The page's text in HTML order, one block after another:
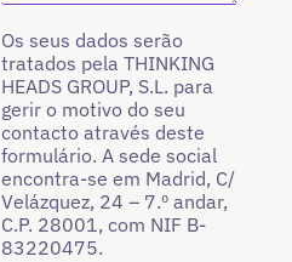
Os seus dados serão
tratados pela THINKING
HEADS GROUP, S.L. para
gerir o motivo do seu
contacto através deste
formulário. A sede social
encontra-se em Madrid, C/
Velázquez, 24 – 7.º andar,
C.P. 28001, com NIF B-
83220475.